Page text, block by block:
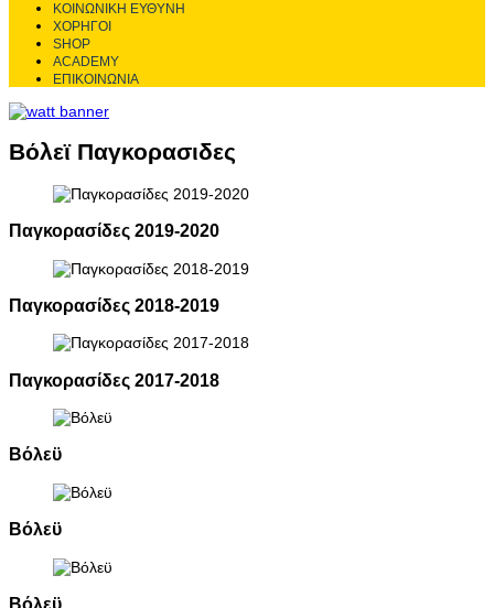
ΚΟΙΝΩΝΙΚΗ ΕΥΘΥΝΗ
ΧΟΡΗΓΟΙ
SHOP
ACADEMY
ΕΠΙΚΟΙΝΩΝΙΑ
Βόλεϊ Παγκορασιδες
Παγκορασίδες 2019-2020
Παγκορασίδες 2018-2019
Παγκορασίδες 2017-2018
Βόλεϋ
Βόλεϋ
Βόλεϋ